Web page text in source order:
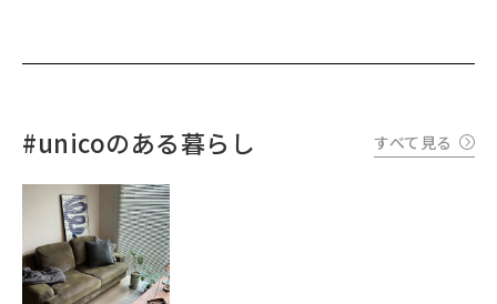
#unicoのある暮らし すべて見る